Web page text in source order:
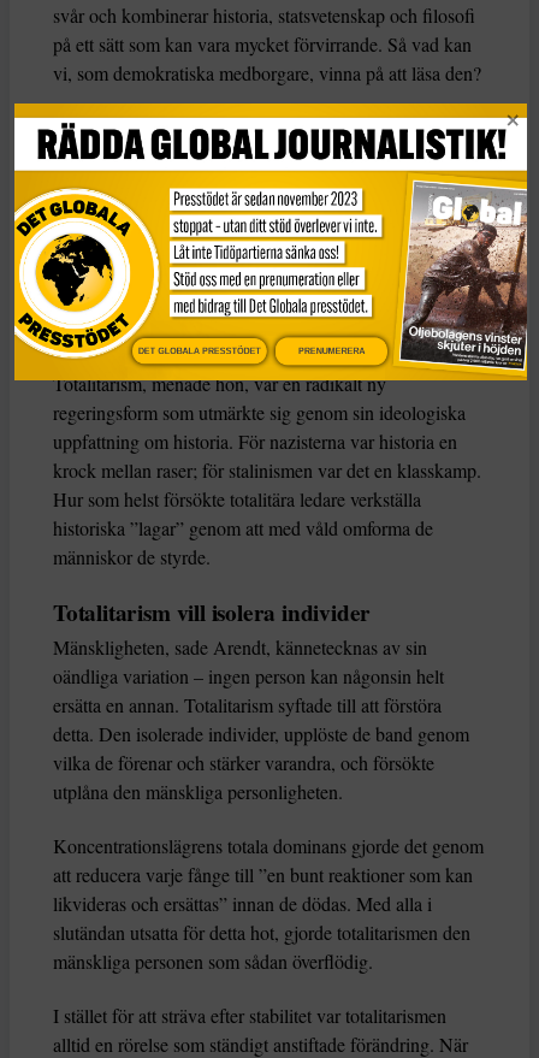
svår och kombinerar historia, statsvetenskap och filosofi
på ett sätt som kan vara mycket förvirrande. Så vad kan
vi, som demokratiska medborgare, vinna på att läsa den?
Arendt föddes i en sekulär tyskjudisk familj år 1906 och
studerade filosofi under Martin Heidegger och Karl
Jaspers innan hon övergick till sionistisk aktivism i Berlin
i början av 1930-talet. Efter en kontakt med gestapo
flydde hon till Frankrike och lämnade Europa 1941 för
USA. Så när hon började forska om boken Origins i
början av 1940-talet var hon inte främmande för
totalitarism.
Totalitarism, menade hon, var en radikalt ny
regeringsform som utmärkte sig genom sin ideologiska
uppfattning om historia. För nazisterna var historia en
krock mellan raser; för stalinismen var det en klasskamp.
Hur som helst försökte totalitära ledare verkställa
historiska ”lagar” genom att med våld omforma de
människor de styrde.
Totalitarism vill isolera individer
Mänskligheten, sade Arendt, kännetecknas av sin
oändliga variation – ingen person kan någonsin helt
ersätta en annan. Totalitarism syftade till att förstöra
detta. Den isolerade individer, upplöste de band genom
vilka de förenar och stärker varandra, och försökte
utplåna den mänskliga personligheten.
Koncentrationslägrens totala dominans gjorde det genom
att reducera varje fånge till ”en bunt reaktioner som kan
likvideras och ersättas” innan de dödas. Med alla i
slutändan utsatta för detta hot, gjorde totalitarismen den
mänskliga personen som sådan överflödig.
I stället för att sträva efter stabilitet var totalitarismen
alltid en rörelse som ständigt anstiftade förändring. När
DET GLOBALA PRESSTÖDET PRENUMERERA